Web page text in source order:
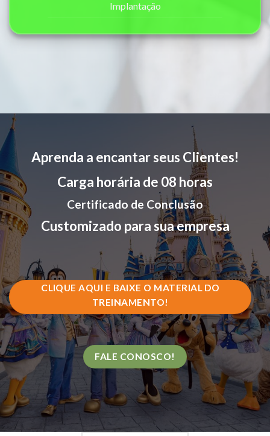
Implantação
Aprenda a encantar seus Clientes!
Carga horária de 08 horas
Certificado de Conclusão
Customizado para sua empresa
CLIQUE AQUI E BAIXE O MATERIAL DO
TREINAMENTO!
FALE CONOSCO!